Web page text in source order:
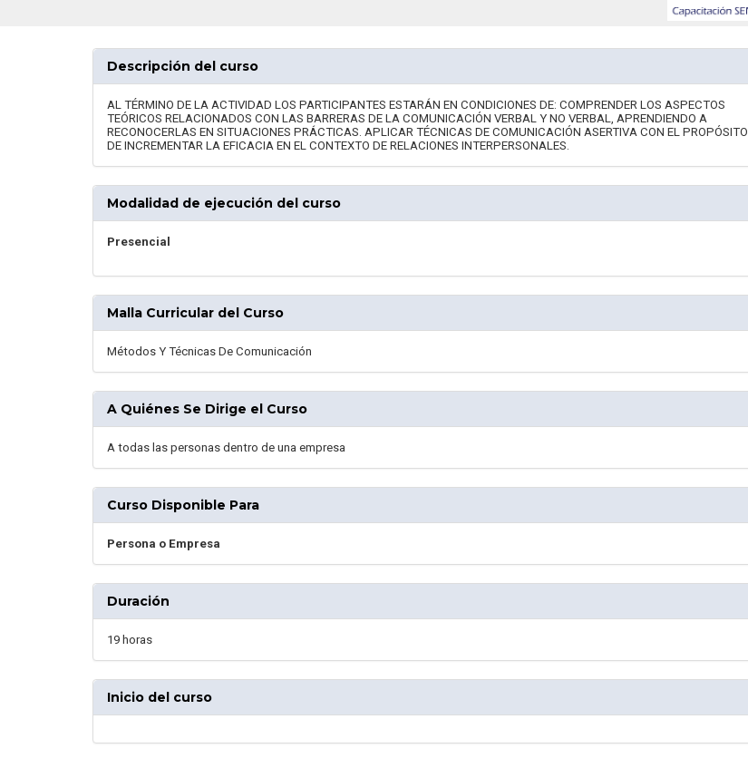
Descripción del curso
AL TÉRMINO DE LA ACTIVIDAD LOS PARTICIPANTES ESTARÁN EN CONDICIONES DE: COMPRENDER LOS ASPECTOS
TEÓRICOS RELACIONADOS CON LAS BARRERAS DE LA COMUNICACIÓN VERBAL Y NO VERBAL, APRENDIENDO A
RECONOCERLAS EN SITUACIONES PRÁCTICAS. APLICAR TÉCNICAS DE COMUNICACIÓN ASERTIVA CON EL PROPÓSITO
DE INCREMENTAR LA EFICACIA EN EL CONTEXTO DE RELACIONES INTERPERSONALES.
Modalidad de ejecución del curso
Presencial
Malla Curricular del Curso
Métodos Y Técnicas De Comunicación
A Quiénes Se Dirige el Curso
A todas las personas dentro de una empresa
Curso Disponible Para
Persona o Empresa
Duración
19 horas
Inicio del curso